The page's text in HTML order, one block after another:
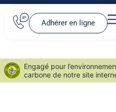
Adhérer en ligne
Engagé pour
carbone de notre site